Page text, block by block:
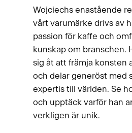
Wojciechs enastående
vårt varumärke drivs av
passion för kaffe och
kunskap om branschen.
sig åt att främja konsten
och delar generöst med
expertis till världen. Se
och upptäck varför han
verkligen är unik.